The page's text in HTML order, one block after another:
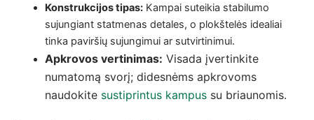
Konstrukcijos tipas:Kampai suteikia stabilumo
sujungiant statmenas detales, o plokštelės idealiai
tinka paviršių sujungimui ar sutvirtinimui.
Apkrovos vertinimas: Visada įvertinkite
numatomą svorį; didesnėms apkrovoms
naudokite sustiprintus kampussu briaunomis.